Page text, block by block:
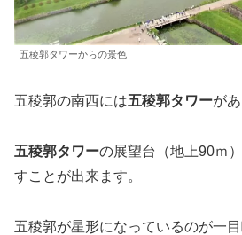
五稜郭タワーからの景色
五稜郭の南西には五稜郭タワーがあ
五稜郭タワーの展望台（地上90ｍ
すことが出来ます。
五稜郭が星形になっているのが一目